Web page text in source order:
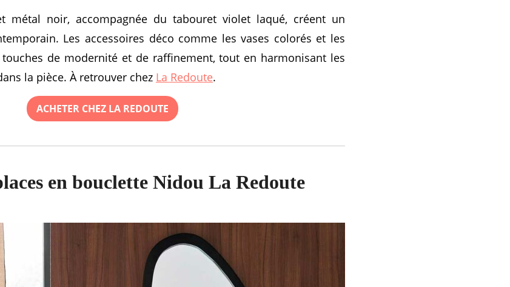
métal noir, accompagnée du tabouret violet laqué, créent un
Les accessoires déco comme les vases colorés et les
de modernité et de raffinement, tout en harmonisant les
la pièce. À retrouver chez La Redoute.
ACHETER CHEZ LA REDOUTE
en bouclette Nidou La Redoute